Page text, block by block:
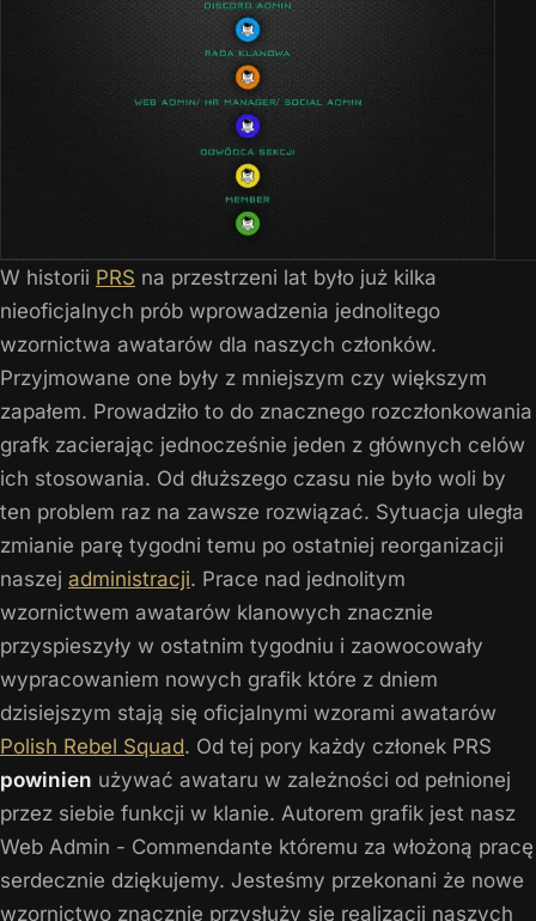
W historii PRS na przestrzeni lat było już kilka
nieoficjalnych prób wprowadzenia jednolitego
wzornictwa awatarów dla naszych członków.
Przyjmowane one były z mniejszym czy większym
zapałem. Prowadziło to do znacznego rozczłonkowania
grafk zacierając jednocześnie jeden z głównych celów
ich stosowania. Od dłuższego czasu nie było woli by
ten problem raz na zawsze rozwiązać. Sytuacja uległa
zmianie parę tygodni temu po ostatniej reorganizacji
naszej administracji. Prace nad jednolitym
wzornictwem awatarów klanowych znacznie
przyspieszyły w ostatnim tygodniu i zaowocowały
wypracowaniem nowych grafik które z dniem
dzisiejszym stają się oficjalnymi wzorami awatarów
Polish Rebel Squad. Od tej pory każdy członek PRS
powinien używać awataru w zależności od pełnionej
przez siebie funkcji w klanie. Autorem grafik jest nasz
Web Admin - Commendante któremu za włożoną pracę
serdecznie dziękujemy. Jesteśmy przekonani że nowe
wzornictwo znacznie przysłuży się realizacji naszych